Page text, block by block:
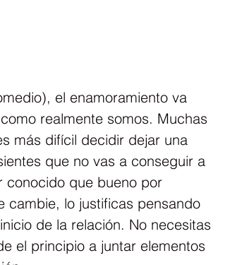
el enamoramiento va
realmente somos. Muchas
más difícil decidir dejar una
que no vas a conseguir a
conocido que bueno por
cambie, lo justificas pensando
de la relación. No necesitas
el principio a juntar elementos